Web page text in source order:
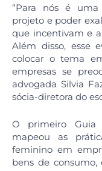
“Para nós é uma
projeto e poder
que incentivam e
Além disso, esse
colocar o tema
empresas se
advogada Silvia
sócia-diretora do
O primeiro Guia
mapeou as
feminino em
bens de consumo,